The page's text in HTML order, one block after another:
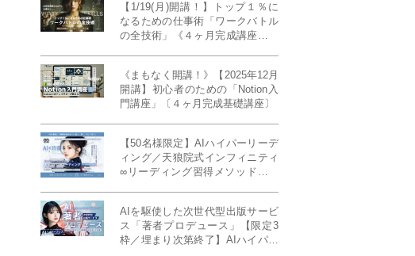
【1/19(月)開講！】トップ１％に
なるための仕事術「ワークバトル
の全技術」《４ヶ月完成講座》ー
《まもなく開講！》【2025年12月
開講】初心者のための「Notion入
門講座」〔４ヶ月完成基礎講座〕
【50名様限定】AIハイパーリーデ
ィング／天狼院式インフィニティ
∞リーディング習得メソッド《４
AIを駆使した次世代型出版サービ
ス「著者プロデュース」【限定3
枠／埋まり次第終了】AIハイパー